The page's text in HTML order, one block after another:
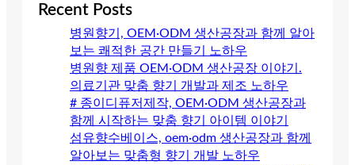
Recent Posts
병원향기, OEM·ODM 생산공장과 함께 알아
보는 쾌적한 공간 만들기 노하우
병원향 제품 OEM·ODM 생산공장 이야기.
의료기관 맞춤 향기 개발과 제조 노하우
# 종이디퓨저제작, OEM·ODM 생산공장과
함께 시작하는 맞춤 향기 아이템 이야기
섬유향수베이스, oem·odm 생산공장과 함께
알아보는 맞춤형 향기 개발 노하우